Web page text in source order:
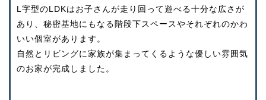
L字型のLDKはお子さんが走り回って遊べる十分な広さが
あり、秘密基地にもなる階段下スペースやそれぞれのかわ
いい個室があります。
自然とリビングに家族が集まってくるような優しい雰囲気
のお家が完成しました。